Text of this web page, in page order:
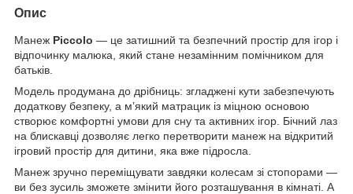
Опис
Манеж Piccolo — це затишний та безпечний простір для ігор і
відпочинку малюка, який стане незамінним помічником для
батьків.
Модель продумана до дрібниць: згладжені кути забезпечують
додаткову безпеку, а м’який матрацик із міцною основою
створює комфортні умови для сну та активних ігор. Бічний лаз
на блискавці дозволяє легко перетворити манеж на відкритий
ігровий простір для дитини, яка вже підросла.
Манеж зручно переміщувати завдяки колесам зі стопорами —
ви без зусиль зможете змінити його розташування в кімнаті. А